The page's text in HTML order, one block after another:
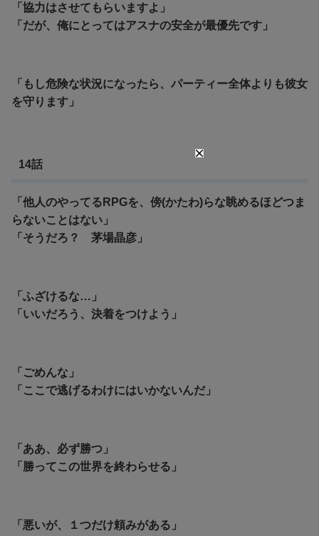
「協力はさせてもらいますよ」
「だが、俺にとってはアスナの安全が最優先です」
「もし危険な状況になったら、パーティー全体よりも彼女
を守ります」
14話
「他人のやってるRPGを、傍(かたわ)らな眺めるほどつま
らないことはない」
「 そうだろ？ 茅場晶彦」
「ふざけるな…」
「いいだろう、決着をつけよう」
「ごめんな」
「ここで逃げるわけにはいかないんだ」
「ああ、必ず勝つ」
「勝ってこの世界を終わらせる」
「悪いが、１つだけ頼みがある」